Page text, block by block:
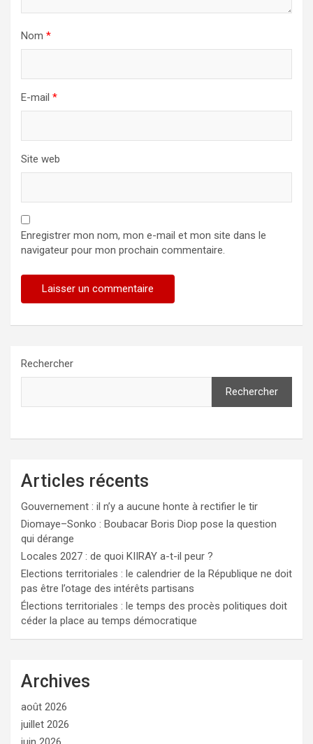
Nom *
E-mail *
Site web
Enregistrer mon nom, mon e-mail et mon site dans le
navigateur pour mon prochain commentaire.
Rechercher
Rechercher
Articles récents
Gouvernement : il n’y a aucune honte à rectifier le tir
Diomaye–Sonko : Boubacar Boris Diop pose la question
qui dérange
Locales 2027 : de quoi KIIRAY a-t-il peur ?
Elections territoriales : le calendrier de la République ne doit
pas être l’otage des intérêts partisans
Élections territoriales : le temps des procès politiques doit
céder la place au temps démocratique
Archives
août 2026
juillet 2026